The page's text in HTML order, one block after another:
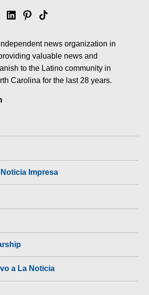
LinkedinPinterest
Tik
news organization in
valuable news and
to the Latino community in
Carolina for the last 28 years.
Impresa
a La Noticia